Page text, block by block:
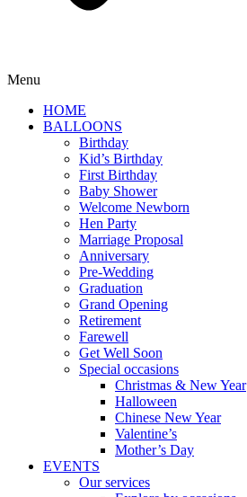
Menu
HOME
BALLOONS
Birthday
Kid’s Birthday
First Birthday
Baby Shower
Welcome Newborn
Hen Party
Marriage Proposal
Anniversary
Pre-Wedding
Graduation
Grand Opening
Retirement
Farewell
Get Well Soon
Special occasions
Christmas & New Year
Halloween
Chinese New Year
Valentine’s
Mother’s Day
EVENTS
Our services